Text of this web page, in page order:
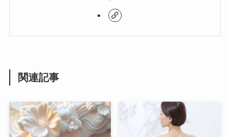
関連記事